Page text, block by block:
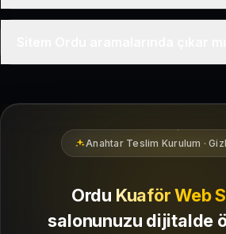
Ordu bölgesindeki yerel müşterilerin
Anahtar Teslim Kurulum ·
Ordu Kuaför Web
salonunuzu dijitalde